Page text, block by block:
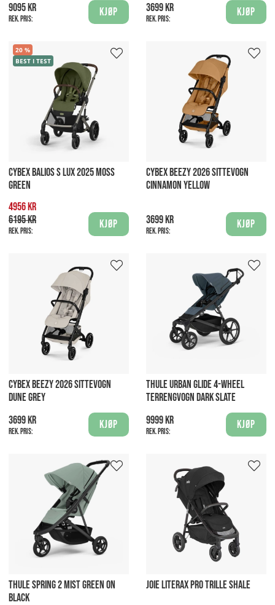
9095 kr
Rek. pris:
Kjøp
3699 kr
Rek. pris:
Kjøp
20
BEST I TEST
CYBEX BALIOS S LUX 2025 MOSS
GREEN
4956 kr
6195 kr
Rek. pris:
Kjøp
CYBEX BEEZY 2026 SITTEVOGN
CINNAMON YELLOW
3699 kr
Rek. pris:
Kjøp
CYBEX BEEZY 2026 SITTEVOGN
DUNE GREY
3699 kr
Rek. pris:
Kjøp
THULE URBAN GLIDE 4-WHEEL
TERRENGVOGN DARK SLATE
9999 kr
Rek. pris:
Kjøp
THULE SPRING 2 MIST GREEN ON
BLACK
JOIE LITERAX PRO TRILLE SHALE